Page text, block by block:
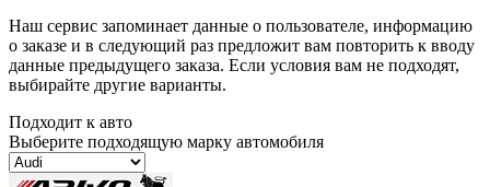
Наш сервис запоминает данные о пользователе, информацию
о заказе и в следующий раз предложит вам повторить к вводу
данные предыдущего заказа. Если условия вам не подходят,
выбирайте другие варианты.
Подходит к авто
Выберите подходящую марку автомобиля